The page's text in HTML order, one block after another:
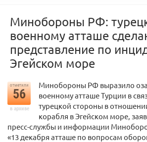
Минобороны РФ:
военному атташе
представление по
Эгейском море
отметили
56
в архиве
Минобороны РФ выразило
военному атташе Турции в
турецкой стороны в
корабля в Эгейском море,
пресс-службы и информации
«13 декабря атташе по вопросам